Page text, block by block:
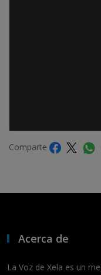
Comparte
Acerca de
La Voz de Xela es un